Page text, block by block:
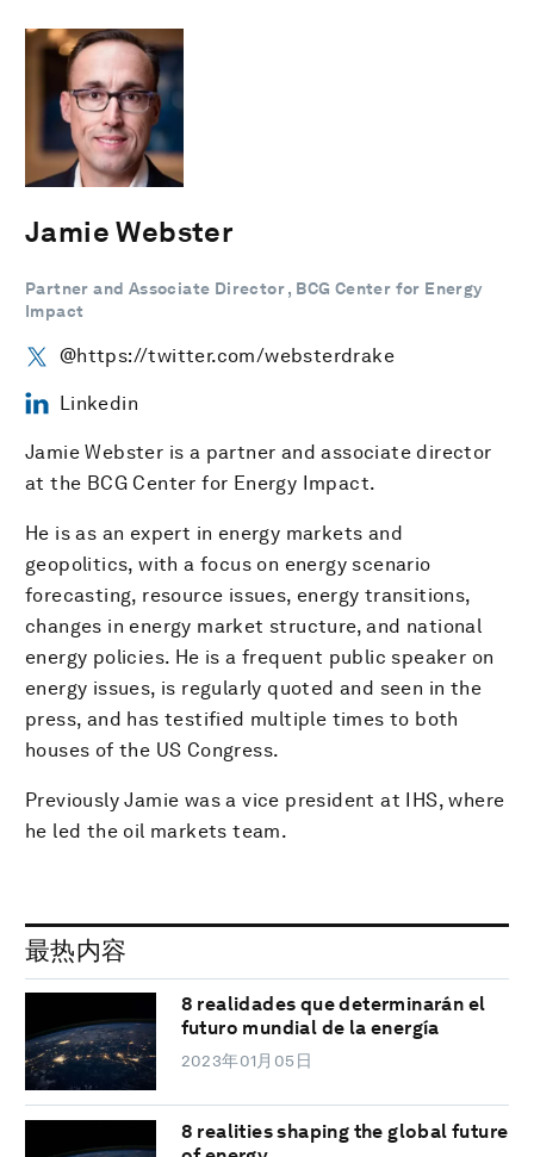
Jamie Webster
Partner and Associate Director , BCG Center for Energy
Impact
@https://twitter.com/websterdrake
Linkedin
Jamie Webster is a partner and associate director
at the BCG Center for Energy Impact.
He is as an expert in energy markets and
geopolitics, with a focus on energy scenario
forecasting, resource issues, energy transitions,
changes in energy market structure, and national
energy policies. He is a frequent public speaker on
energy issues, is regularly quoted and seen in the
press, and has testified multiple times to both
houses of the US Congress.
Previously Jamie was a vice president at IHS, where
he led the oil markets team.
最热内容
8 realidades que determinarán el
futuro mundial de la energía
2023年01月05日
8 realities shaping the global future